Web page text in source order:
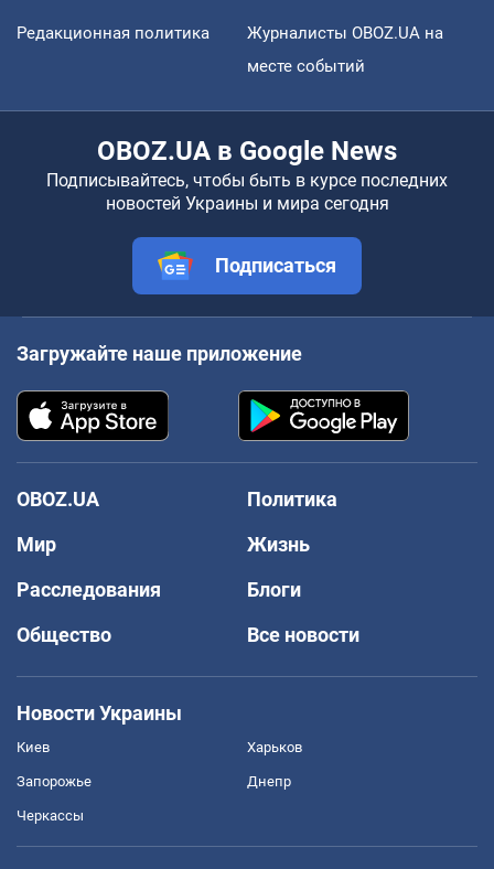
Редакционная политика
Журналисты OBOZ.UA на
месте событий
OBOZ.UA в Google News
Подписывайтесь, чтобы быть в курсе последних
новостей Украины и мира сегодня
Подписаться
Загружайте наше приложение
OBOZ.UA
Политика
Мир
Жизнь
Расследования
Блоги
Общество
Все новости
Новости Украины
Киев Харьков
Запорожье Днепр
Черкассы